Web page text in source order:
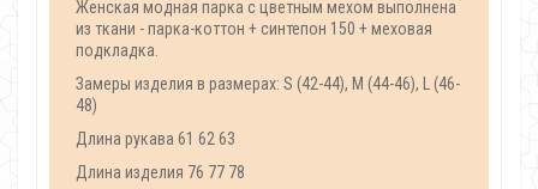
Женская модная парка с цветным мехом выполнена
из ткани - парка-коттон + синтепон 150 + меховая
подкладка.
Замеры изделия в размерах: S (42-44), M (44-46), L (46-
48)
Длина рукава 61 62 63
Длина изделия 76 77 78